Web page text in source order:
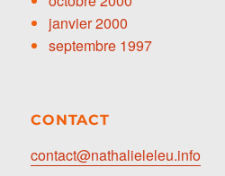
janvier 2000
septembre 1997
CONTACT
contact@nathalieleleu.info